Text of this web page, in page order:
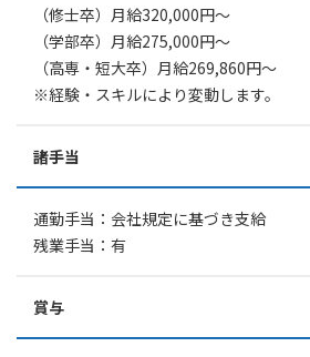
（修士卒）月給320,000円〜
（学部卒）月給275,000円〜
（高専・短大卒）月給269,860円〜
※経験・スキルにより変動します。
諸手当
通勤手当：会社規定に基づき支給
残業手当：有
賞与